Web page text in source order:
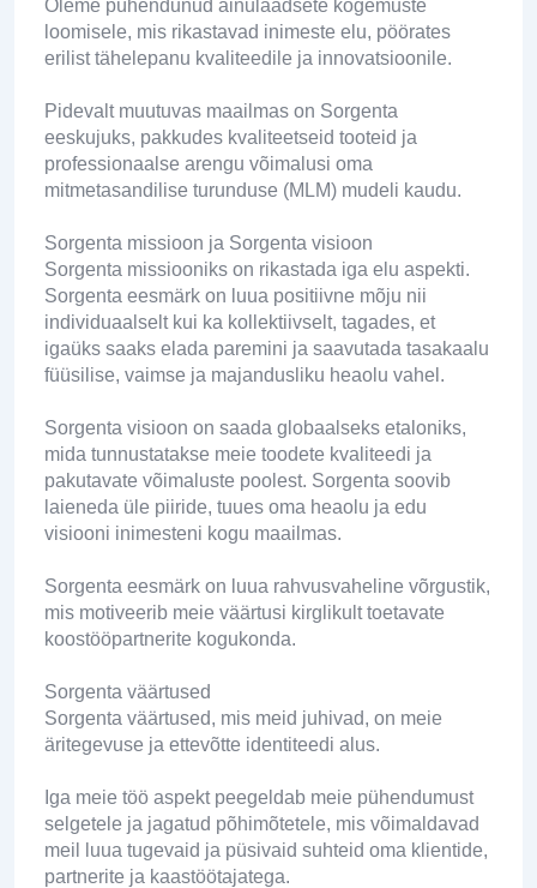
Oleme pühendunud ainulaadsete kogemuste
loomisele, mis rikastavad inimeste elu, pöörates
erilist tähelepanu kvaliteedile ja innovatsioonile.
Pidevalt muutuvas maailmas on Sorgenta
eeskujuks, pakkudes kvaliteetseid tooteid ja
professionaalse arengu võimalusi oma
mitmetasandilise turunduse (MLM) mudeli kaudu.
Sorgenta missioon ja Sorgenta visioon
Sorgenta missiooniks on rikastada iga elu aspekti.
Sorgenta eesmärk on luua positiivne mõju nii
individuaalselt kui ka kollektiivselt, tagades, et
igaüks saaks elada paremini ja saavutada tasakaalu
füüsilise, vaimse ja majandusliku heaolu vahel.
Sorgenta visioon on saada globaalseks etaloniks,
mida tunnustatakse meie toodete kvaliteedi ja
pakutavate võimaluste poolest. Sorgenta soovib
laieneda üle piiride, tuues oma heaolu ja edu
visiooni inimesteni kogu maailmas.
Sorgenta eesmärk on luua rahvusvaheline võrgustik,
mis motiveerib meie väärtusi kirglikult toetavate
koostööpartnerite kogukonda.
Sorgenta väärtused
Sorgenta väärtused, mis meid juhivad, on meie
äritegevuse ja ettevõtte identiteedi alus.
Iga meie töö aspekt peegeldab meie pühendumust
selgetele ja jagatud põhimõtetele, mis võimaldavad
meil luua tugevaid ja püsivaid suhteid oma klientide,
partnerite ja kaastöötajatega.